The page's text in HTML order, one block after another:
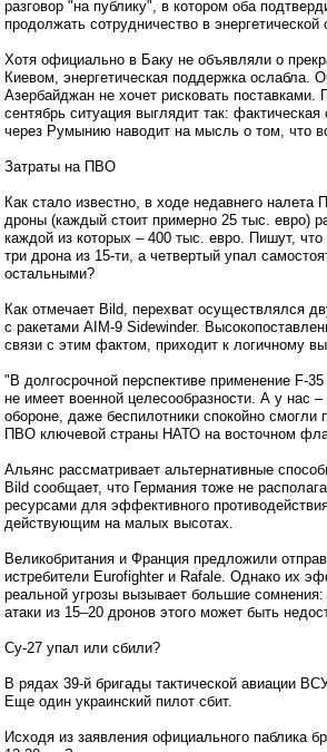
разговор "на публику", в котором оба
продолжать сотрудничество в энергетической
Хотя официально в Баку не объявляли о
Киевом, энергетическая поддержка ослабла.
Азербайджан не хочет рисковать поставками.
сентябрь ситуация выглядит так: фактическая
через Румынию наводит на мысль о том, что
Затраты на ПВО
Как стало известно, в ходе недавнего налета
дроны (каждый стоит примерно 25 тыс. евро)
каждой из которых – 400 тыс. евро. Пишут,
три дрона из 15-ти, а четвертый упал
остальными?
Как отмечает Bild, перехват осуществлялся
с ракетами AIM-9 Sidewinder.
связи с этим фактом, приходит к логичному
"В долгосрочной перспективе применение F-
не имеет военной целесообразности. А у нас
обороне, даже беспилотники спокойно смогли
ПВО ключевой страны НАТО на восточном
Альянс рассматривает альтернативные
Bild сообщает, что Германия тоже не
ресурсами для эффективного
действующим на малых высотах.
Великобритания и Франция предложили
истребители Eurofighter и Rafale. Однако их
реальной угрозы вызывает большие
атаки из 15–20 дронов этого может быть
Су-27 упал или сбили?
В рядах 39-й бригады тактической авиации
Еще один украинский пилот сбит.
Исходя из заявления официального паблика